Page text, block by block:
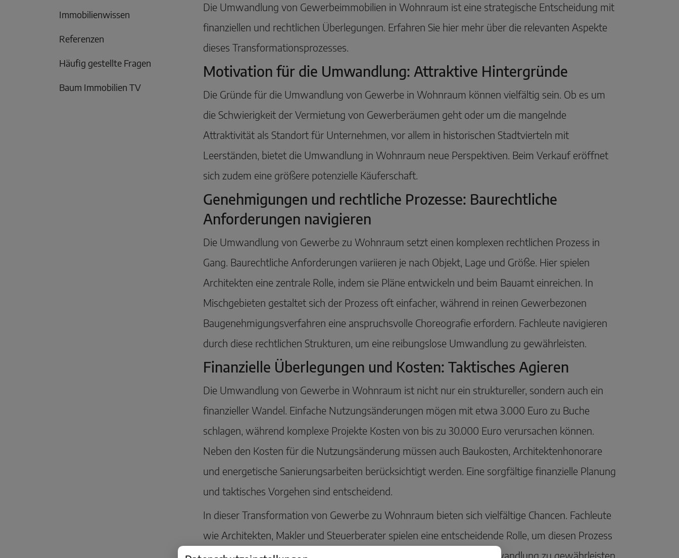
Immobilienwissen
Referenzen
Häufig gestellte Fragen
Baum Immobilien TV
Die Umwandlung von Gewerbeimmobilien in Wohnraum ist eine strategische Entscheidung mit
finanziellen und rechtlichen Überlegungen. Erfahren Sie hier mehr über die relevanten Aspekte
dieses Transformationsprozesses.
Motivation für die Umwandlung: Attraktive Hintergründe
Die Gründe für die Umwandlung von Gewerbe in Wohnraum können vielfältig sein. Ob es um
die Schwierigkeit der Vermietung von Gewerberäumen geht oder um die mangelnde
Attraktivität als Standort für Unternehmen, vor allem in historischen Stadtvierteln mit
Leerständen, bietet die Umwandlung in Wohnraum neue Perspektiven. Beim Verkauf eröffnet
sich zudem eine größere potenzielle Käuferschaft.
Genehmigungen und rechtliche Prozesse: Baurechtliche
Anforderungen navigieren
Die Umwandlung von Gewerbe zu Wohnraum setzt einen komplexen rechtlichen Prozess in
Gang. Baurechtliche Anforderungen variieren je nach Objekt, Lage und Größe. Hier spielen
Architekten eine zentrale Rolle, indem sie Pläne entwickeln und beim Bauamt einreichen. In
Mischgebieten gestaltet sich der Prozess oft einfacher, während in reinen Gewerbezonen
Baugenehmigungsverfahren eine anspruchsvolle Choreografie erfordern. Fachleute navigieren
durch diese rechtlichen Strukturen, um eine reibungslose Umwandlung zu gewährleisten.
Finanzielle Überlegungen und Kosten: Taktisches Agieren
Die Umwandlung von Gewerbe in Wohnraum ist nicht nur ein struktureller, sondern auch ein
finanzieller Wandel. Einfache Nutzungsänderungen mögen mit etwa 3.000 Euro zu Buche
schlagen, während komplexe Projekte Kosten von bis zu 30.000 Euro verursachen können.
Neben den Kosten für die Nutzungsänderung müssen auch Baukosten, Architektenhonorare
und energetische Sanierungsarbeiten berücksichtigt werden. Eine sorgfältige finanzielle Planung
und taktisches Vorgehen sind entscheidend.
In dieser Transformation von Gewerbe zu Wohnraum bieten sich vielfältige Chancen. Fachleute
wie Architekten, Makler und Steuerberater spielen eine entscheidende Rolle, um diesen Prozess
zu koordinieren und eine reibungslose sowie gesetzeskonforme Umwandlung zu gewährleisten.